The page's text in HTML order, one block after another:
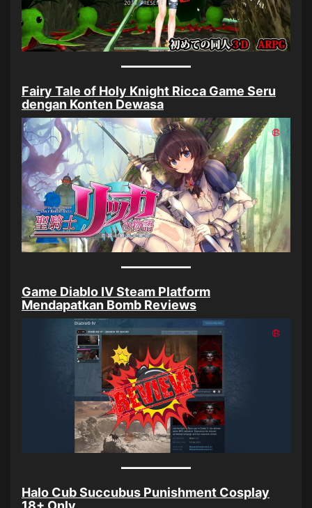
Fairy Tale of Holy Knight Ricca Game Seru
dengan Konten Dewasa
Game Diablo IV Steam Platform
Mendapatkan Bomb Reviews
Halo Cub Succubus Punishment Cosplay